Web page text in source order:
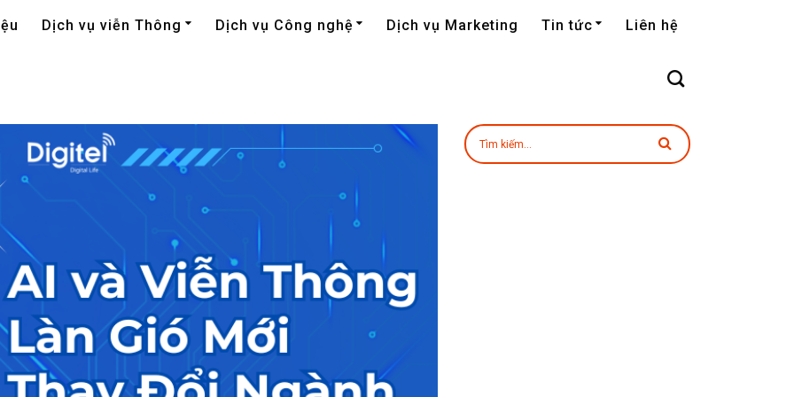
Dịch vụ viễn Thông Dịch vụ Công nghệ Dịch vụ Marketing Tin tức Liên hệ